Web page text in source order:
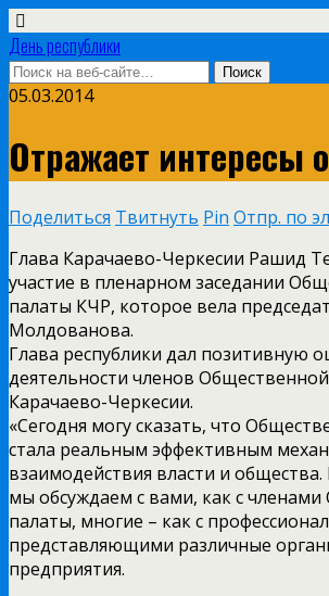
День республики
05.03.2014
Отражает интересы
Поделиться Твитнуть Pin Отпр. по
Глава Карачаево-Черкесии Рашид
участие в пленарном заседании
палаты КЧР, которое вела
Молдованова.
Глава республики дал позитивную
деятельности членов
Карачаево-Черкесии.
«Сегодня могу сказать, что
стала реальным эффективным
взаимодействия власти и
мы обсуждаем с вами, как с
палаты, многие – как с
представляющими различные
предприятия.